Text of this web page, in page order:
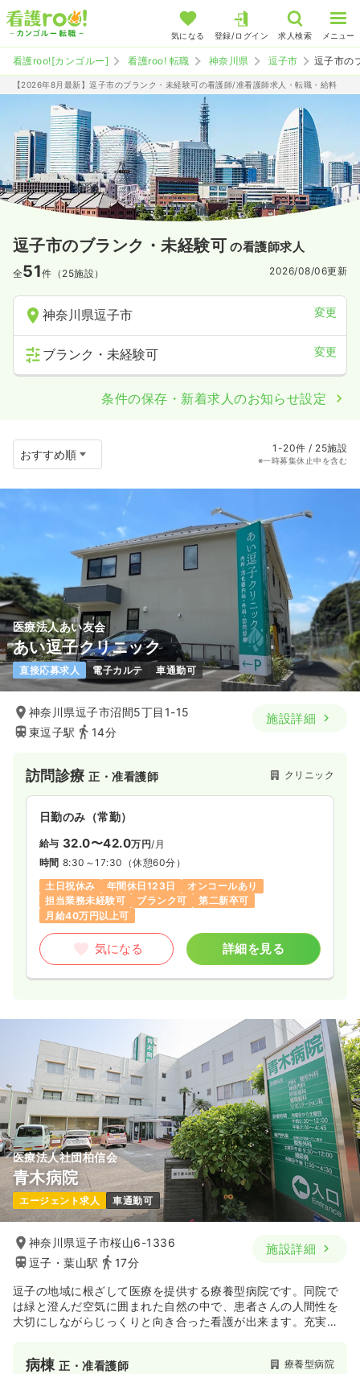
気になる 登録/ログイン 求人検索 メニュー
看護roo![カンゴルー] 看護roo! 転職 神奈川県 逗子市 逗子市の
【2026年8月最新】逗子市のブランク・未経験可の看護師/准看護師求人・転職・給料
逗子市のブランク・未経験可 の看護師求人
全51件（25施設） 2026/08/06更新
神奈川県逗子市 変更
ブランク・未経験可 変更
条件の保存・新着求人のお知らせ設定
1-20件 / 25施設
※一時募集休止中を含む
医療法人あい友会
あい逗子クリニック
直接応募求人 電子カルテ 車通勤可
神奈川県逗子市沼間5丁目1-15
東逗子駅
14分
施設詳細
訪問診療正・准看護師 クリニック
日勤のみ（常勤）
給与 32.0〜42.0万円/月
時間 8:30～17:30 （休憩60分）
土日祝休み
年間休日123日
オンコールあり
担当業務未経験可
ブランク可
第二新卒可
月給40万円以上可
気になる 詳細を見る
医療法人社団柏信会
青木病院
エージェント求人 車通勤可
神奈川県逗子市桜山6-1336
逗子・葉山駅
17分
施設詳細
逗子の地域に根ざして医療を提供する療養型病院です。同院で
は緑と澄んだ空気に囲まれた自然の中で、患者さんの人間性を
大切にしながらじっくりと向き合った看護が出来ます。充実し
病棟正・准看護師 療養型病院